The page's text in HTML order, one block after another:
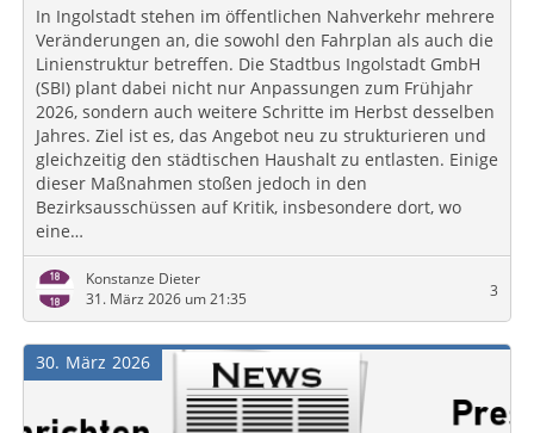
In Ingolstadt stehen im öffentlichen Nahverkehr mehrere
Veränderungen an, die sowohl den Fahrplan als auch die
Linienstruktur betreffen. Die Stadtbus Ingolstadt GmbH
(SBI) plant dabei nicht nur Anpassungen zum Frühjahr
2026, sondern auch weitere Schritte im Herbst desselben
Jahres. Ziel ist es, das Angebot neu zu strukturieren und
gleichzeitig den städtischen Haushalt zu entlasten. Einige
dieser Maßnahmen stoßen jedoch in den
Bezirksausschüssen auf Kritik, insbesondere dort, wo
eine…
Konstanze Dieter
31. März 2026 um 21:35
3
März
30 2026